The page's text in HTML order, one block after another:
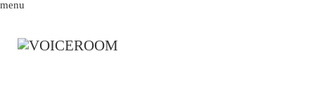
menu